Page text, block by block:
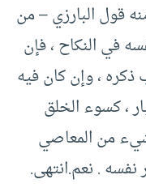
قول البارزي – من
في النكاح ، فإن
، وإن كان فيه
، كسوء الخلق
من المعاصي
. نعم.انتهى.